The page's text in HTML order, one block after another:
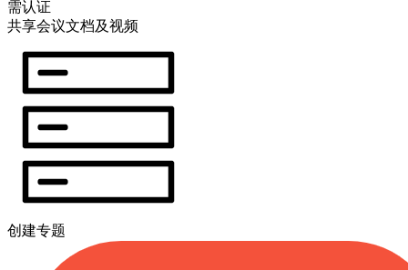
需认证
共享会议文档及视频
创建专题